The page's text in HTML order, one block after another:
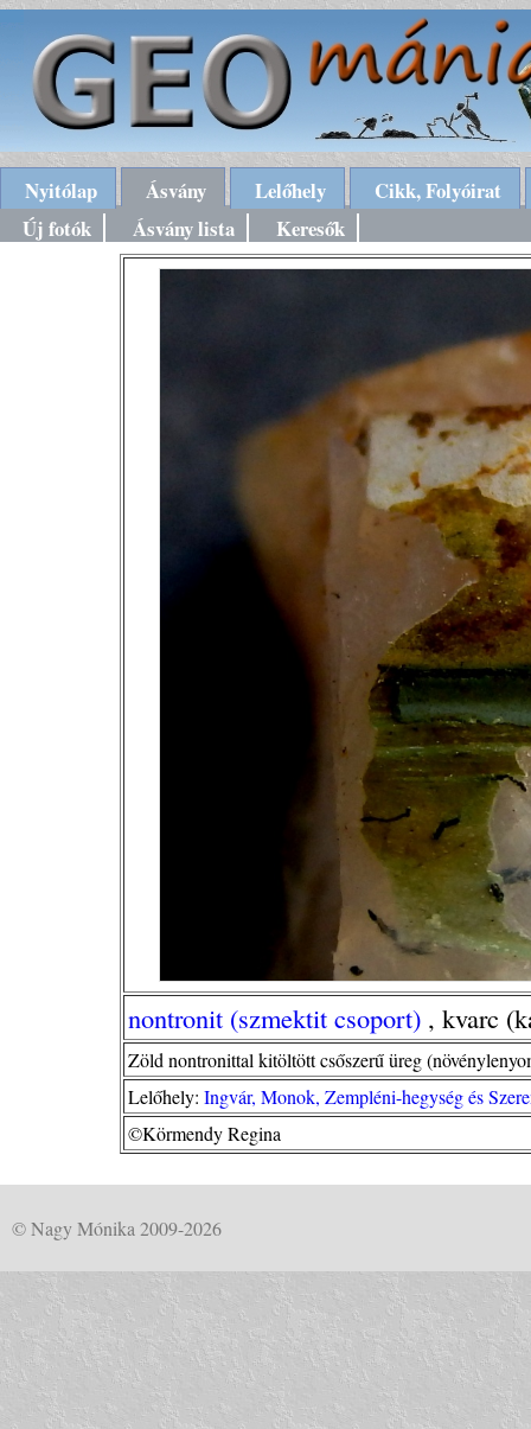
Nyitólap Ásvány Lelőhely
Cikk, Folyóirat
Új fotók
Ásvány lista Keresők
nontronit (szmektit csoport) , kvarc
Zöld nontronittal kitöltött csőszerű üreg
Lelőhely: Ingvár, Monok, Zempléni-hegység és
©Körmendy Regina
© Nagy Mónika 2009-2026